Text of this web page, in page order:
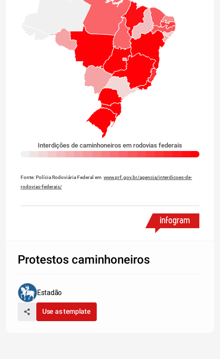
Interdições de caminhoneiros em rodovias federais
Fonte: Polícia Rodoviária Federal em www.prf.gov.br/agencia/interdicoes-de-
rodovias-federais/
Protestos caminhoneiros
Estadão
Use as template